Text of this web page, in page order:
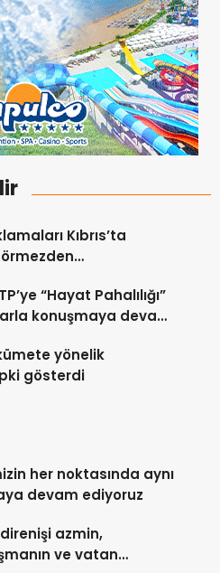
Kıbrıs’ta
“Hayat Pahalılığı”
konuşmaya devam
yönelik
gösterdi
her noktasında aynı
devam ediyoruz
azmin,
ve vatan